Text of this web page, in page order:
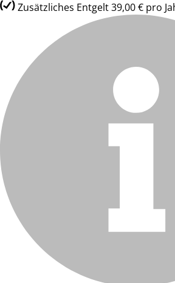
Zusätzliches Entgelt 39,00 € pro